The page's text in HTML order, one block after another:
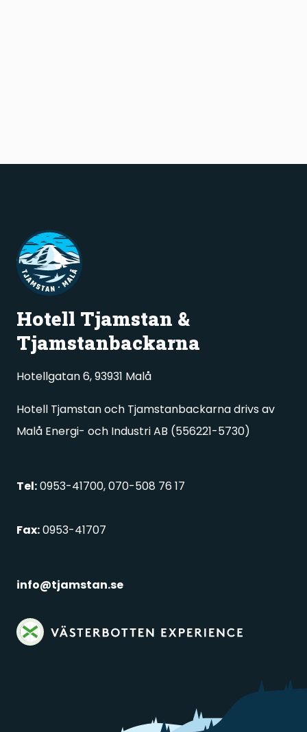
Hotell Tjamstan &
Tjamstanbackarna
Hotellgatan 6, 93931 Malå
Hotell Tjamstan och Tjamstanbackarna drivs av
Malå Energi- och Industri AB (556221-5730)
Tel:0953-41700, 070-508 76 17
Fax:0953-41707
info@tjamstan.se